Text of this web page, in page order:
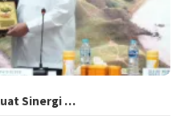
Sinergi …